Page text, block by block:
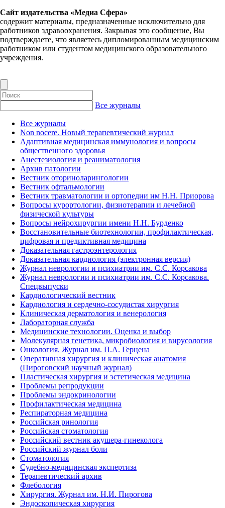
Сайт издательства «Медиа Сфера»
содержит материалы, предназначенные исключительно для
работников здравоохранения. Закрывая это сообщение, Вы
подтверждаете, что являетесь дипломированным медицинским
работником или студентом медицинского образовательного
учреждения.
Все журналы
Все журналы
Non nocere. Новый терапевтический журнал
Адаптивная медицинская иммунология и вопросы
общественного здоровья
Анестезиология и реаниматология
Архив патологии
Вестник оториноларингологии
Вестник офтальмологии
Вестник травматологии и ортопедии им Н.Н. Приорова
Вопросы курортологии, физиотерапии и лечебной
физической культуры
Вопросы нейрохирургии имени Н.Н. Бурденко
Восстановительные биотехнологии, профилактическая,
цифровая и предиктивная медицина
Доказательная гастроэнтерология
Доказательная кардиология (электронная версия)
Журнал неврологии и психиатрии им. С.С. Корсакова
Журнал неврологии и психиатрии им. С.С. Корсакова.
Спецвыпуски
Кардиологический вестник
Кардиология и сердечно-сосудистая хирургия
Клиническая дерматология и венерология
Лабораторная служба
Медицинские технологии. Оценка и выбор
Молекулярная генетика, микробиология и вирусология
Онкология. Журнал им. П.А. Герцена
Оперативная хирургия и клиническая анатомия
(Пироговский научный журнал)
Пластическая хирургия и эстетическая медицина
Проблемы репродукции
Проблемы эндокринологии
Профилактическая медицина
Респираторная медицина
Российская ринология
Российская стоматология
Российский вестник акушера-гинеколога
Российский журнал боли
Стоматология
Судебно-медицинская экспертиза
Терапевтический архив
Флебология
Хирургия. Журнал им. Н.И. Пирогова
Эндоскопическая хирургия